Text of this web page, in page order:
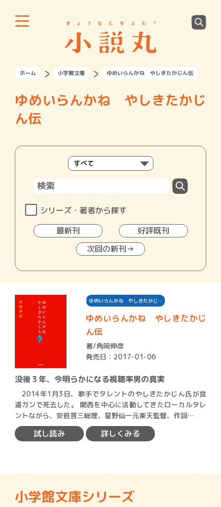
ホーム 小学館文庫 ゆめいらんかね やしきたかじん伝
ゆめいらんかね やしきたかじ
ん伝
シリーズ・著者から探す
最新刊
好評既刊
次回の新刊→
ゆめいらんかね やしきたかじ…
ゆめいらんかね やしきたかじ
ん伝
著/角岡伸彦
発売日：2017-01-06
没後３年、今明らかになる視聴率男の真実
2014年1月3日、歌手でタレントのやしきたかじん氏が食
道ガンで死去した。 関西を中心に活動してきたローカルタレ
ントながら、安倍晋三総理、星野仙一元楽天監督、作詞…
試し読み 詳しくみる
小学館文庫シリーズ